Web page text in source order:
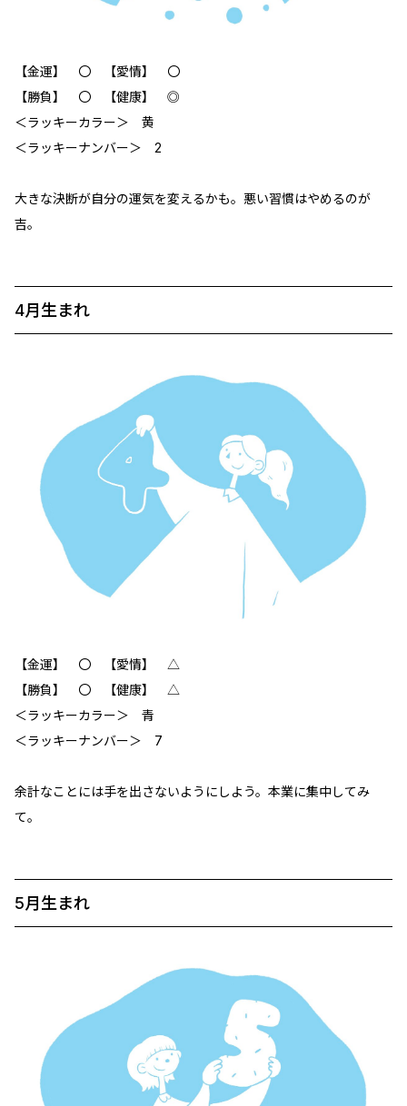
【金運】 〇 【愛情】 ‪〇
【勝負】 〇 【健康】 ◎
＜ラッキーカラー＞ 黄
＜ラッキーナンバー＞ 2
大きな決断が自分の運気を変えるかも。悪い習慣はやめるのが
吉。
4月生まれ
【金運】 ‪〇 【愛情】 △
【勝負】 〇 【健康】 △
＜ラッキーカラー＞ 青
＜ラッキーナンバー＞ 7
余計なことには手を出さないようにしよう。本業に集中してみ
て。
5月生まれ